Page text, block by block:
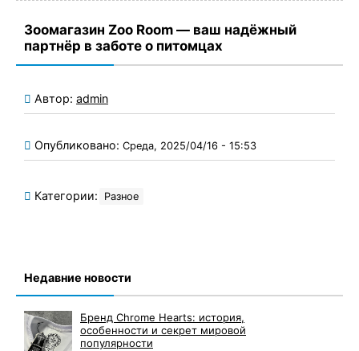
Зоомагазин Zoo Room — ваш надёжный
партнёр в заботе о питомцах
Автор: admin
Опубликовано: Среда, 2025/04/16 - 15:53
Категории: Разное
Недавние новости
Бренд Chrome Hearts: история,
особенности и секрет мировой
популярности